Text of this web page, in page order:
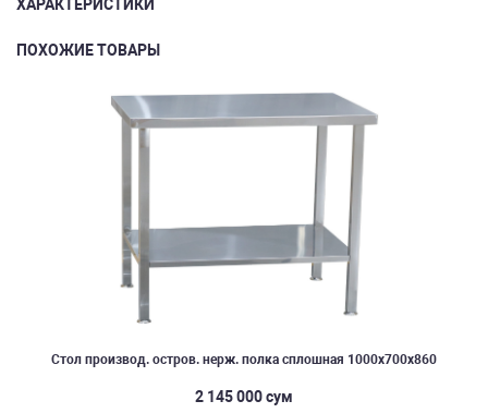
ХАРАКТЕРИСТИКИ
ПОХОЖИЕ ТОВАРЫ
Стол производ. остров. нерж. полка сплошная 1000х700х860
2 145 000 сум